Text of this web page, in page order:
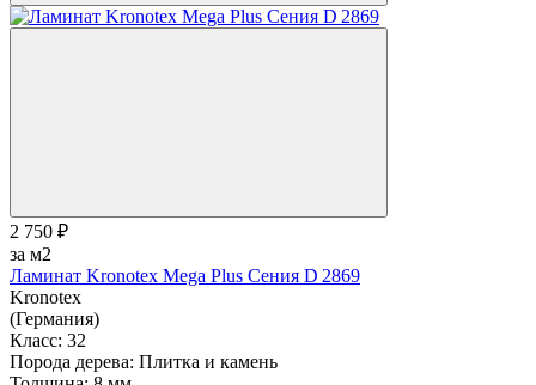
2 750 ₽
за м2
Ламинат Kronotex Mega Plus Сения D 2869
Kronotex
(Германия)
Класс: 32
Порода дерева: Плитка и камень